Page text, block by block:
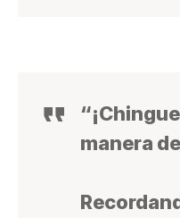
manera